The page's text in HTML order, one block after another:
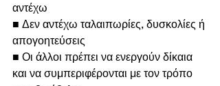
αντέχω
■ Δεν αντέχω ταλαιπωρίες, δυσκολίες ή
απογοητεύσεις
■ Οι άλλοι πρέπει να ενεργούν δίκαια
και να συμπεριφέρονται με τον τρόπο